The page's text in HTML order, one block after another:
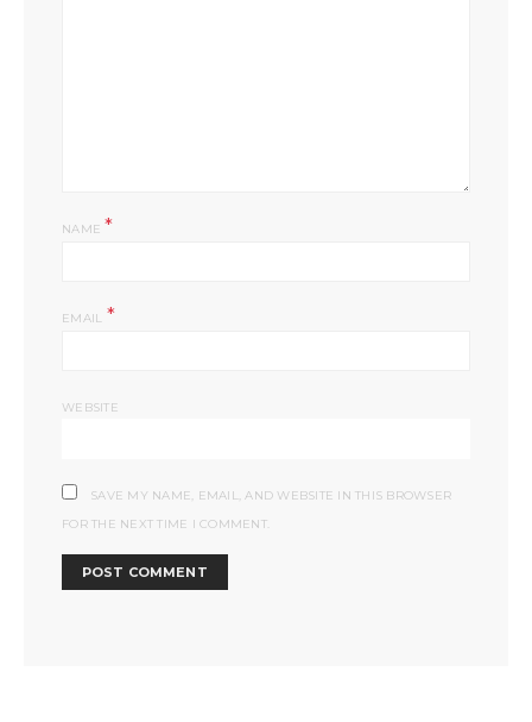
NAME *
EMAIL *
WEBSITE
SAVE MY NAME, EMAIL, AND WEBSITE IN THIS BROWSER
FOR THE NEXT TIME I COMMENT.